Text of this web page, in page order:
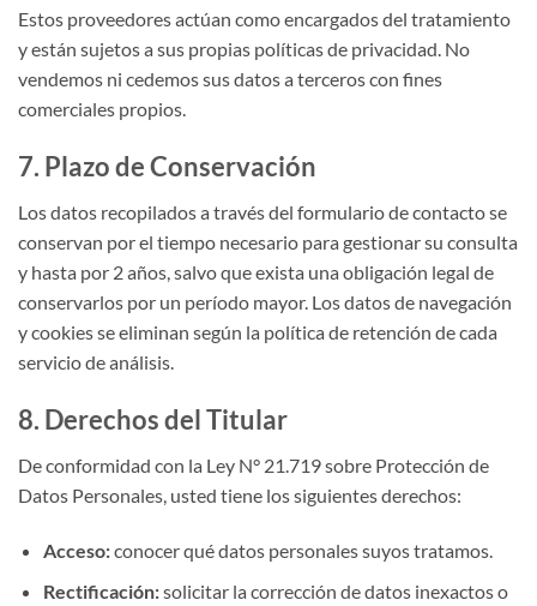
Estos proveedores actúan como encargados del tratamiento
y están sujetos a sus propias políticas de privacidad. No
vendemos ni cedemos sus datos a terceros con fines
comerciales propios.
7. Plazo de Conservación
Los datos recopilados a través del formulario de contacto se
conservan por el tiempo necesario para gestionar su consulta
y hasta por 2 años, salvo que exista una obligación legal de
conservarlos por un período mayor. Los datos de navegación
y cookies se eliminan según la política de retención de cada
servicio de análisis.
8. Derechos del Titular
De conformidad con la Ley N° 21.719 sobre Protección de
Datos Personales, usted tiene los siguientes derechos:
Acceso:conocer qué datos personales suyos tratamos.
Rectificación:solicitar la corrección de datos inexactos o